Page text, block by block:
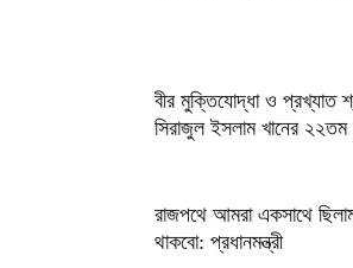
বীর মুক্তিযোদ্ধা ও প্রখ্যাত
সিরাজুল ইসলাম খানের ২২তম
রাজপথে আমরা একসাথে
থাকবো: প্রধানমন্ত্রী